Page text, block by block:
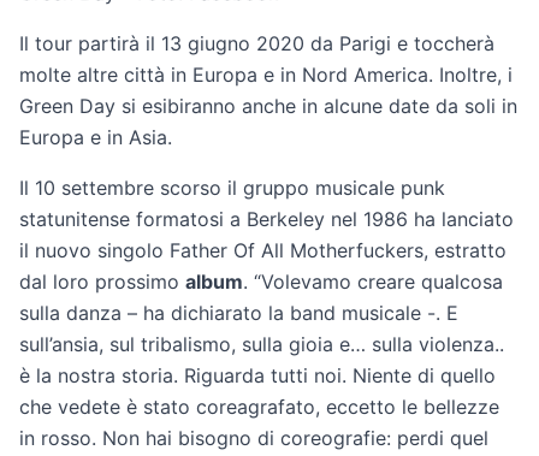
Il tour partirà il 13 giugno 2020 da Parigi e toccherà
molte altre città in Europa e in Nord America. Inoltre, i
Green Day si esibiranno anche in alcune date da soli in
Europa e in Asia.
Il 10 settembre scorso il gruppo musicale punk
statunitense formatosi a Berkeley nel 1986 ha lanciato
il nuovo singolo Father Of All Motherfuckers, estratto
dal loro prossimo album. “Volevamo creare qualcosa
sulla danza – ha dichiarato la band musicale -. E
sull’ansia, sul tribalismo, sulla gioia e… sulla violenza..
è la nostra storia. Riguarda tutti noi. Niente di quello
che vedete è stato coreagrafato, eccetto le bellezze
in rosso. Non hai bisogno di coreografie: perdi quel